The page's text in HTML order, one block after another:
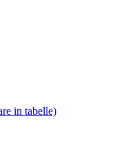
in tabelle)